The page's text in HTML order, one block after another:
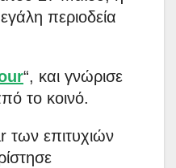
περιοδεία
“, και γνώρισε
το κοινό.
των επιτυχιών